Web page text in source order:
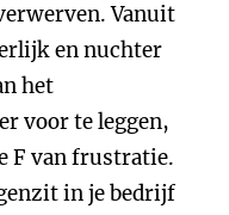
Vanuit
en nuchter
het
voor te leggen,
F van frustratie.
in je bedrijf